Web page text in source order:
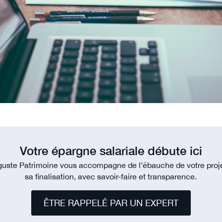
Votre épargne salariale débute ici
Patrimoine vous accompagne de l’ébauche de votre
sa finalisation, avec savoir-faire et transparence.
ÊTRE RAPPELÉ PAR UN EXPERT